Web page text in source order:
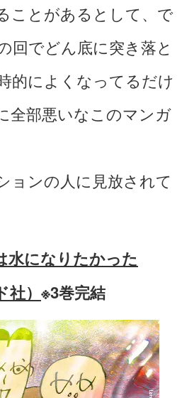
ことがあるとして、で
回でどん底に突き落と
的によくなってるだけ
全部悪いなこのマンガ
ョンの人に見放されて
水になりたかった
） ※3巻完結